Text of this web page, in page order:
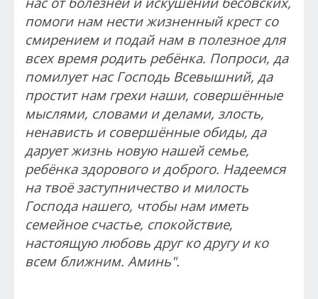
помоги нам нести жизненный крест со
смирением и подай нам в полезное для
всех время родить ребёнка. Попроси, да
помилует нас Господь Всевышний, да
простит нам грехи наши, совершённые
мыслями, словами и делами, злость,
ненависть и совершённые обиды, да
дарует жизнь новую нашей семье,
ребёнка здорового и доброго. Надеемся
на твоё заступничество и милость
Господа нашего, чтобы нам иметь
семейное счастье, спокойствие,
настоящую любовь друг ко другу и ко
всем ближним. Аминь".